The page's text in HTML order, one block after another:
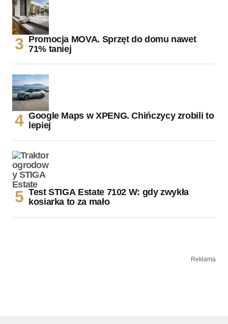
Promocja MOVA. Sprzęt do domu nawet
71% taniej
Google Maps w XPENG. Chińczycy zrobili to
lepiej
Test STIGA Estate 7102 W: gdy zwykła
kosiarka to za mało
Reklama